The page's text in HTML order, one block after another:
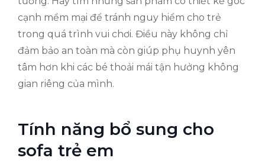
cạnh mềm mại để tránh nguy hiểm cho trẻ
trong quá trình vui chơi. Điều này không chỉ
đảm bảo an toàn mà còn giúp phụ huynh yên
tâm hơn khi các bé thoải mái tận hưởng không
gian riêng của mình.
Tính năng bổ sung cho
sofa trẻ em